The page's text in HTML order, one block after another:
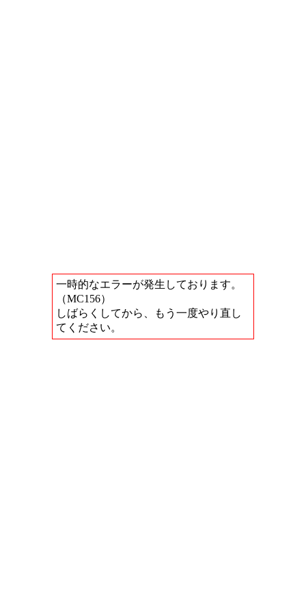
一時的なエラーが発生しております。
（MC156）
しばらくしてから、もう一度やり直し
てください。